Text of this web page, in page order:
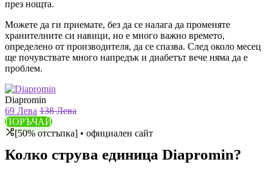
през нощта.
Можете да ги приемате, без да се налага да променяте
хранителните си навици, но е много важно времето,
определено от производителя, да се спазва. След около месец
ще почувствате много напредък и диабетът вече няма да е
проблем.
Diapromin
69 Лева 138 Лева
ПОРЪЧАЙ
[50% отстъпка] • официален сайт
Колко струва единица Diapromin?